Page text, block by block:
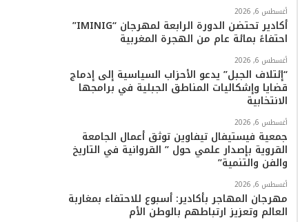
أغسطس 6, 2026
أكادير تحتضن الدورة الرابعة لمهرجان “IMINIG”
احتفاءً بمائة عام من الهجرة المغربية
أغسطس 6, 2026
“إئتلاف الجبل” يدعو الأحزاب السياسية إلى إدماج
قضايا وإشكاليات المناطق الجبلية في برامجها
الانتخابية
أغسطس 6, 2026
جمعية فيستيفال تيفاوين توثق أعمال الجامعة
القروية بإصدار علمي حول ” القروانية في التاريخ
والفن والتنمية”
أغسطس 6, 2026
مهرجان المهاجر بأكادير: أسبوع للاحتفاء بمغاربة
العالم وتعزيز ارتباطهم بالوطن الأم